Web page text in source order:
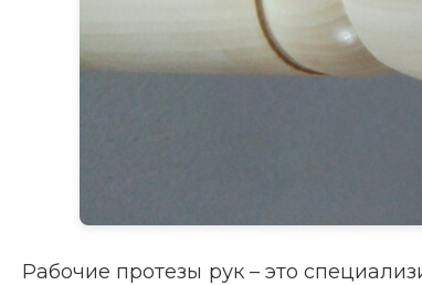
Рабочие протезы рук – это